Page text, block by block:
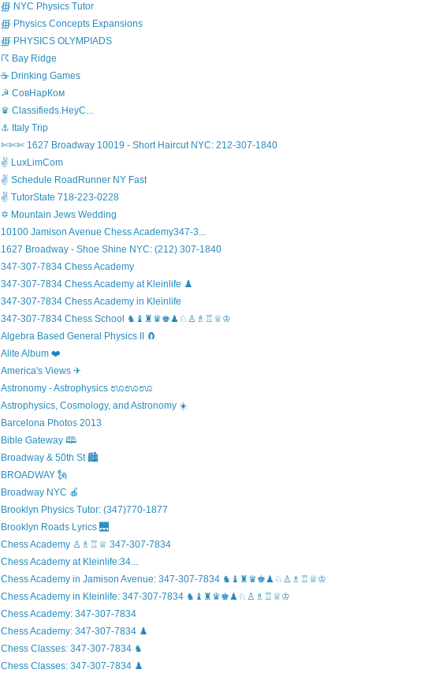
∰ NYC Physics Tutor
∰ Physics Concepts Expansions
∰ PHYSICS OLYMPIADS
☈ Bay Ridge
☕ Drinking Games
☭ СовНарКом
♛ Classifieds.HeyC...
⚓ Italy Trip
✄✄✄ 1627 Broadway 10019 - Short Haircut NYC: 212-307-1840
✌ LuxLimCom
✌ Schedule RoadRunner NY Fast
✌ TutorState 718-223-0228
✡ Mountain Jews Wedding
10100 Jamison Avenue Chess Academy347-3...
1627 Broadway - Shoe Shine NYC: (212) 307-1840
347-307-7834 Chess Academy
347-307-7834 Chess Academy at Kleinlife ♟️
347-307-7834 Chess Academy in Kleinlife
347-307-7834 Chess School ♞♝♜♛♚♟♘♙♗♖♕♔
Algebra Based General Physics II 🧲
Alite Album ❤️
America's Views ✈
Astronomy - Astrophysics ಊಊಊ
Astrophysics, Cosmology, and Astronomy ☀️
Barcelona Photos 2013
Bible Gateway 🕮
Broadway & 50th St 🏙️
BROADWAY 🗽
Broadway NYC 🍎
Brooklyn Physics Tutor: (347)770-1877
Brooklyn Roads Lyrics 🌉
Chess Academy ♙♗♖♕ 347-307-7834
Chess Academy at Kleinlife:34...
Chess Academy in Jamison Avenue: 347-307-7834 ♞♝♜♛♚♟♘♙♗♖♕♔
Chess Academy in Kleinlife: 347-307-7834 ♞♝♜♛♚♟♘♙♗♖♕♔
Chess Academy: 347-307-7834
Chess Academy: 347-307-7834 ♟️
Chess Classes: 347-307-7834 ♞
Chess Classes: 347-307-7834 ♟️